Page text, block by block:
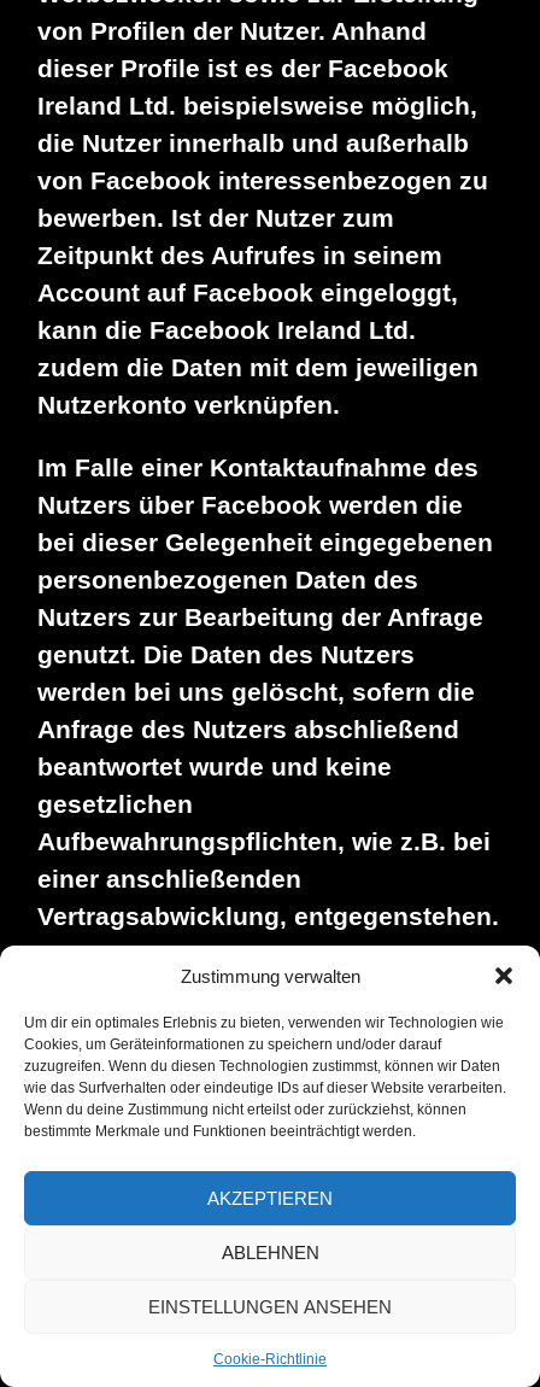
Zustimmung verwalten
Um dir ein optimales Erlebnis zu bieten, verwenden wir Technologien wie
Cookies, um Geräteinformationen zu speichern und/oder darauf
zuzugreifen. Wenn du diesen Technologien zustimmst, können wir Daten
wie das Surfverhalten oder eindeutige IDs auf dieser Website verarbeiten.
Wenn du deine Zustimmung nicht erteilst oder zurückziehst, können
bestimmte Merkmale und Funktionen beeinträchtigt werden.
AKZEPTIEREN
ABLEHNEN
EINSTELLUNGEN ANSEHEN
Cookie-Richtlinie
von Profilen der Nutzer. Anhand
dieser Profile ist es der Facebook
Ireland Ltd. beispielsweise möglich,
die Nutzer innerhalb und außerhalb
von Facebook interessenbezogen zu
bewerben. Ist der Nutzer zum
Zeitpunkt des Aufrufes in seinem
Account auf Facebook eingeloggt,
kann die Facebook Ireland Ltd.
zudem die Daten mit dem jeweiligen
Nutzerkonto verknüpfen.
Im Falle einer Kontaktaufnahme des
Nutzers über Facebook werden die
bei dieser Gelegenheit eingegebenen
personenbezogenen Daten des
Nutzers zur Bearbeitung der Anfrage
genutzt. Die Daten des Nutzers
werden bei uns gelöscht, sofern die
Anfrage des Nutzers abschließend
beantwortet wurde und keine
gesetzlichen
Aufbewahrungspflichten, wie z.B. bei
einer anschließenden
Vertragsabwicklung, entgegenstehen.
Zur Verarbeitung der Daten werden
von der Facebook Ireland Ltd. ggf.
auch Cookies gesetzt.
Sollte der Nutzer mit dieser
sein, so besteht die Möglichkeit, die
Installation der Cookies durch eine
entsprechende Einstellung des
Browsers zu verhindern. Bereits